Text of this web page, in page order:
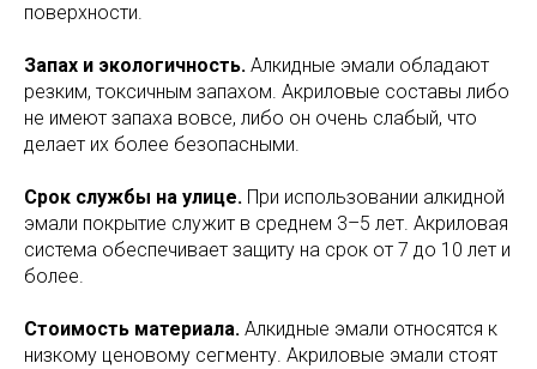
поверхности.
Запах и экологичность. Алкидные эмали обладают
резким, токсичным запахом. Акриловые составы либо
не имеют запаха вовсе, либо он очень слабый, что
делает их более безопасными.
Срок службы на улице. При использовании алкидной
эмали покрытие служит в среднем 3–5 лет. Акриловая
система обеспечивает защиту на срок от 7 до 10 лет и
более.
Стоимость материала. Алкидные эмали относятся к
низкому ценовому сегменту. Акриловые эмали стоят